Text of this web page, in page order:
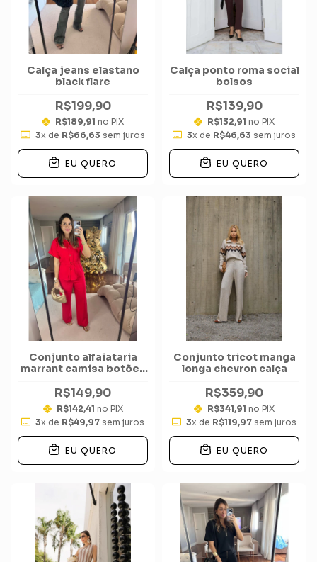
Calça jeans elastano
black flare
R$199,90
R$189,91 no PIX
3x de R$66,63 sem juros
EU QUERO
Calça ponto roma social
bolsos
R$139,90
R$132,91 no PIX
3x de R$46,63 sem juros
EU QUERO
Conjunto alfaiataria
marrant camisa botões
R$149,90
R$142,41 no PIX
3x de R$49,97 sem juros
EU QUERO
Conjunto tricot manga
longa chevron calça
R$359,90
R$341,91 no PIX
3x de R$119,97 sem juros
EU QUERO